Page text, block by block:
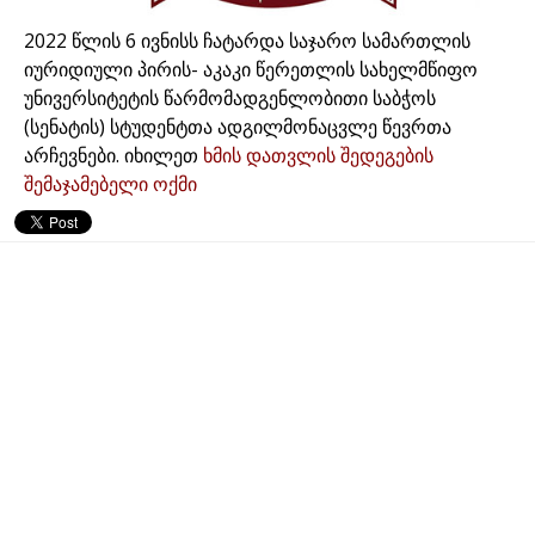
2022 წლის 6 ივნისს ჩატარდა საჯარო სამართლის
იურიდიული პირის- აკაკი წერეთლის სახელმწიფო
უნივერსიტეტის წარმომადგენლობითი საბჭოს
(სენატის) სტუდენტთა ადგილმონაცვლე წევრთა
არჩევნები. იხილეთ ხმის დათვლის შედეგების
შემაჯამებელი ოქმი